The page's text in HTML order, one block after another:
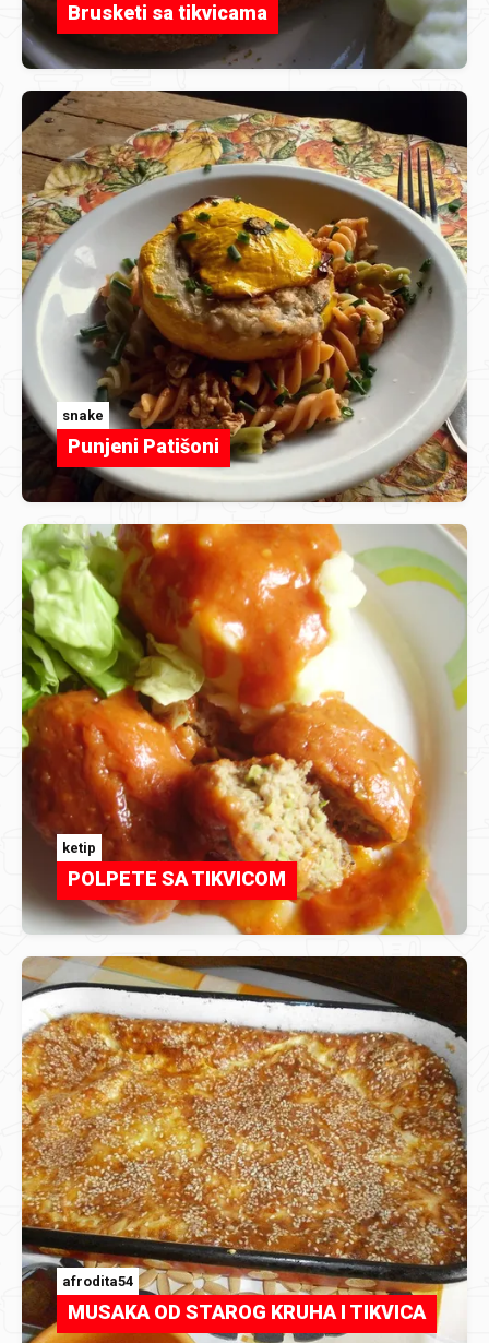
Brusketi sa tikvicama
snake
Punjeni Patišoni
ketip
POLPETE SA TIKVICOM
afrodita54
MUSAKA OD STAROG KRUHA I TIKVICA